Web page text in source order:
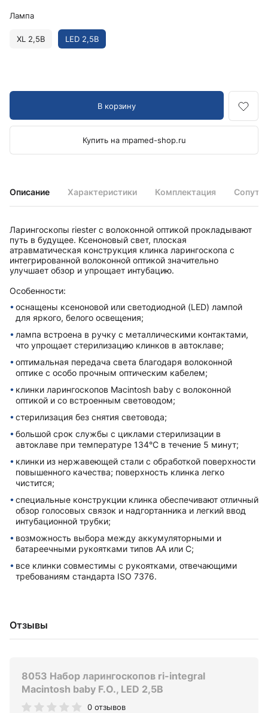
Описание Характеристики Комплектация
Ларингоскопы riester с волоконной оптикой прокладывают
путь в будущее. Ксеноновый свет, плоская
атравматическая конструкция клинка ларингоскопа с
интегрированной волоконной оптикой значительно
улучшает обзор и упрощает интубацию.
Особенности:
оснащены ксеноновой или светодиодной (LED) лампой
для яркого, белого освещения;
лампа встроена в ручку с металлическими контактами,
что упрощает стерилизацию клинков в автоклаве;
оптимальная передача света благодаря волоконной
оптике с особо прочным оптическим кабелем;
клинки ларингоскопов Macintosh baby с волоконной
оптикой и со встроенным световодом;
стерилизация без снятия световода;
большой срок службы с циклами стерилизации в
автоклаве при температуре 134°C в течение 5 минут;
клинки из нержавеющей стали с обработкой поверхности
повышенного качества; поверхность клинка легко
чистится;
специальные конструкции клинка обеспечивают отличный
обзор голосовых связок и надгортанника и легкий ввод
интубационной трубки;
возможность выбора между аккумуляторными и
батареечными рукоятками типов AA или C;
все клинки совместимы с рукоятками, отвечающими
требованиям стандарта ISO 7376.
Отзывы
8053 Набор ларингоскопов ri-integral
Macintosh baby F.O., LED 2,5В
0 отзывов
Лампа
XL 2,5В LED 2,5В
В корзину
Купить на mpamed-shop.ru